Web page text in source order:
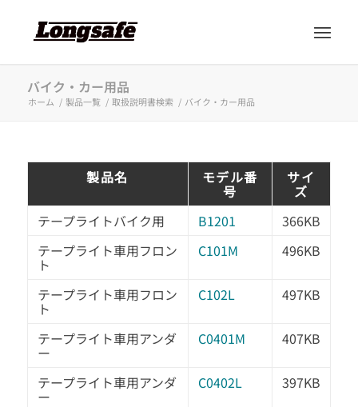
バイク・カー用品
ホーム / 製品一覧 / 取扱説明書検索 / バイク・カー用品
製品名 モデル番
号
サイ
ズ
テープライトバイク用
B1201
366KB
テープライト車用フロン
ト
C101M 496KB
テープライト車用フロン
ト
C102L 497KB
テープライト車用アンダ
ー
C0401M 407KB
テープライト車用アンダ
ー
C0402L 397KB